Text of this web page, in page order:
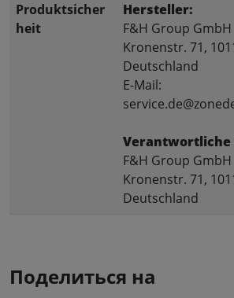
Produktsicher
heit
Hersteller:
F&H Group GmbH
Kronenstr. 71,
Deutschland
E-Mail:
Verantwortliche
F&H Group GmbH
Kronenstr. 71,
Deutschland
Поделиться на